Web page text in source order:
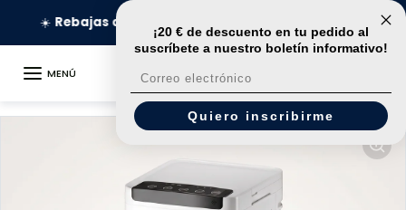
MENÚ
Ir a la información del producto
¡20 € de descuento en tu pedido al
suscríbete a nuestro boletín informativo!
Correo electrónico
Quiero inscribirme